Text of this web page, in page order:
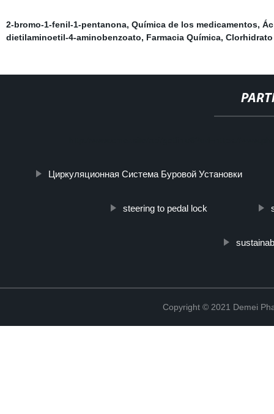
2-bromo-1-fenil-1-pentanona, Química de los medicamentos,
dietilaminoetil-4-aminobenzoato, Farmacia Química,
Циркуляционная Система Буровой Установки
steering to pedal lock
Copyright © 2021 Demei